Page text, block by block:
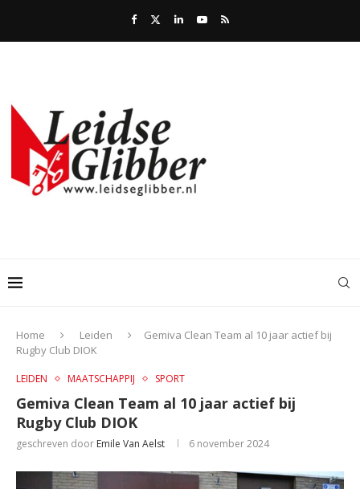
Home Leiden
Gemiva Clean Team al 10 jaar actief bij
Rugby Club DIOK
LEIDEN MAATSCHAPPIJ SPORT
Gemiva Clean Team al 10 jaar actief bij
Rugby Club DIOK
geschreven door Emile Van Aelst 6 november 2024